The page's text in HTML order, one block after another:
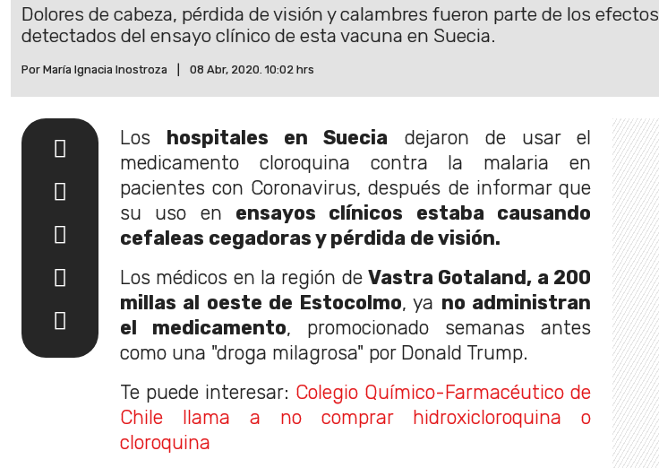
Dolores de cabeza, pérdida de visión y calambres fueron parte de los efectos
detectados del ensayo clínico de esta vacuna en Suecia.
Por María Ignacia Inostroza 08 Abr, 2020. 10:02 hrs
Los hospitales en Suecia dejaron de usar el
medicamento cloroquina contra la malaria en
pacientes con Coronavirus, después de informar que
su uso en ensayos clínicos estaba causando
cefaleas cegadoras y pérdida de visión.
Los médicos en la región de Vastra Gotaland, a 200
millas al oeste de Estocolmo, ya no administran
el medicamento, promocionado semanas antes
como una "droga milagrosa" por Donald Trump.
Te puede interesar: Colegio Químico-Farmacéutico de
Chile llama a no comprar hidroxicloroquina o
cloroquina